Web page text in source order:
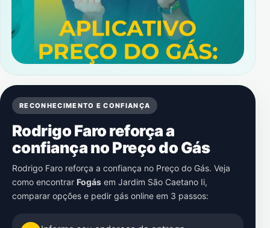
RECONHECIMENTO E CONFIANÇA
Rodrigo Faro reforça a
confiança no Preço do Gás
Rodrigo Faro reforça a confiança no Preço do Gás. Veja
como encontrar Fogás em Jardim São Caetano Ii,
comparar opções e pedir gás online em 3 passos: